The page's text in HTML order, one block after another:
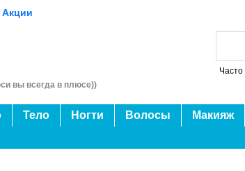
Акции
вы всегда в плюсе))
Тело Ногти Волосы Макияж